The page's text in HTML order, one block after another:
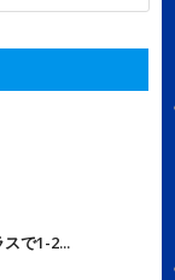
で1-2...